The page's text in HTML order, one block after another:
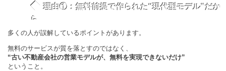
◆理由①：無料前提で作られた“現代型モデル”だか
ら
多くの人が誤解しているポイントがあります。
無料のサービスが質を落とすのではなく、
“古い不動産会社の営業モデルが、無料を実現できないだけ”
ということ。